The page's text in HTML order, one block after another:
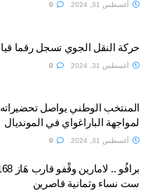
أغسطس 31, 2024
حركة النقل الجوي تسجل رقما
أغسطس 31, 2024
المنتخب الوطني يواصل
لمواجهة الباراغواي في المونديال
أغسطس 31, 2024
ست نساء وثمانية قاصرين